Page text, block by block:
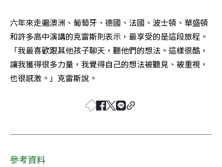
六年來走遍澳洲、葡萄牙、德國、法國、波士頓、華盛頓
和許多高中演講的克雷斯則表示，最享受的是這段旅程。
「我最喜歡跟其他孩子聊天，聽他們的想法。這樣很酷，
讓我獲得很多力量，我覺得自己的想法被聽見、被重視，
也很感激。」克雷斯說。
參考資料